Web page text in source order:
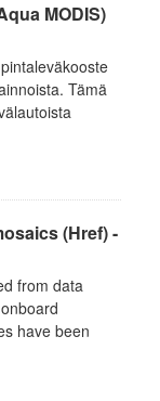
MODIS)
Tämä
(Href) -
from data
have been